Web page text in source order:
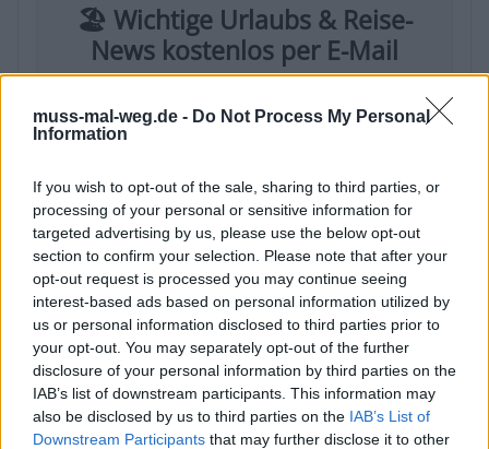
muss-mal-weg.de - Do Not Process My Personal
Information
If you wish to opt-out of the sale, sharing to third parties, or
processing of your personal or sensitive information for
targeted advertising by us, please use the below opt-out
section to confirm your selection. Please note that after your
opt-out request is processed you may continue seeing
interest-based ads based on personal information utilized by
us or personal information disclosed to third parties prior to
your opt-out. You may separately opt-out of the further
disclosure of your personal information by third parties on the
IAB’s list of downstream participants. This information may
also be disclosed by us to third parties on the IAB’s List of
Downstream Participants that may further disclose it to other
🏖️ Wichtige Urlaubs & Reise-
News kostenlos per E-Mail
Reisetipps & exklusive Hintergründe direkt in
✅ Kostenlos ✅ Jederzeit kündbar ✅ Kein
Spam